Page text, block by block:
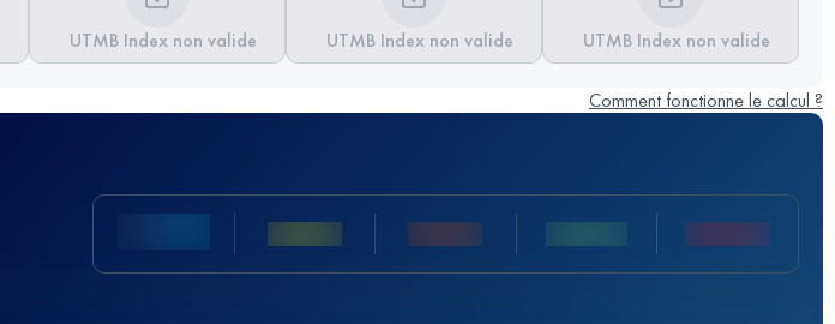
UTMB Index non valide UTMB Index non valide UTMB Index non valide
Comment fonctionne le calcul ?